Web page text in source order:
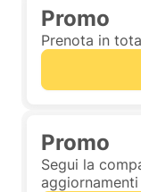
Promo
Prenota in
Promo
Segui la
aggiornamenti